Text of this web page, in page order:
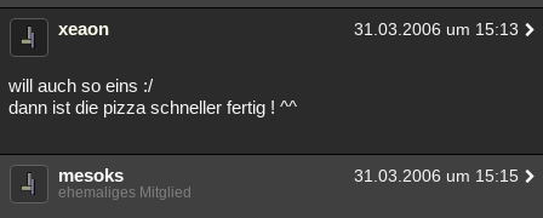
xeaon 31.03.2006 um 15:13
will auch so eins :/
dann ist die pizza schneller fertig ! ^^
mesoks 31.03.2006 um 15:15
ehemaliges Mitglied